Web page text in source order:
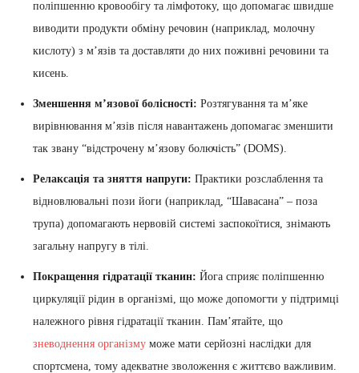
поліпшенню кровообігу та лімфотоку, що допомагає швидше
виводити продукти обміну речовин (наприклад, молочну
кислоту) з м’язів та доставляти до них поживні речовини та
кисень.
Зменшення м’язової болісності: Розтягування та м’яке
вирівнювання м’язів після навантажень допомагає зменшити
так звану “відстрочену м’язову болючість” (DOMS).
Релаксація та зняття напруги: Практики розслаблення та
відновлювальні пози йоги (наприклад, “Шавасана” – поза
трупа) допомагають нервовій системі заспокоїтися, знімають
загальну напругу в тілі.
Покращення гідратації тканин: Йога сприяє поліпшенню
циркуляції рідин в організмі, що може допомогти у підтримці
належного рівня гідратації тканин. Пам’ятайте, що
зневоднення організму може мати серйозні наслідки для
спортсмена, тому адекватне зволоження є життєво важливим.